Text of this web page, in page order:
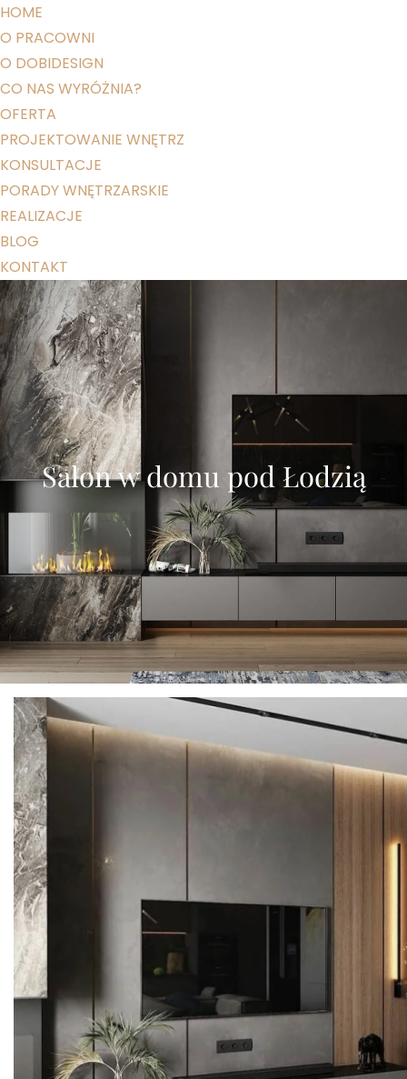
HOME
O PRACOWNI
O DOBIDESIGN
CO NAS WYRÓŻNIA?
OFERTA
PROJEKTOWANIE WNĘTRZ
KONSULTACJE
PORADY WNĘTRZARSKIE
REALIZACJE
BLOG
KONTAKT
Salon w domu pod Łodzią